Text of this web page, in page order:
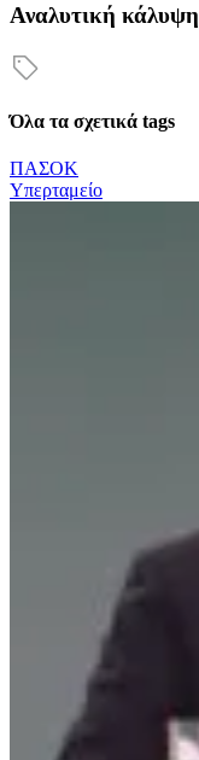
Αναλυτική κάλυψη
Όλα τα σχετικά tags
ΠΑΣΟΚ
Υπερταμείο